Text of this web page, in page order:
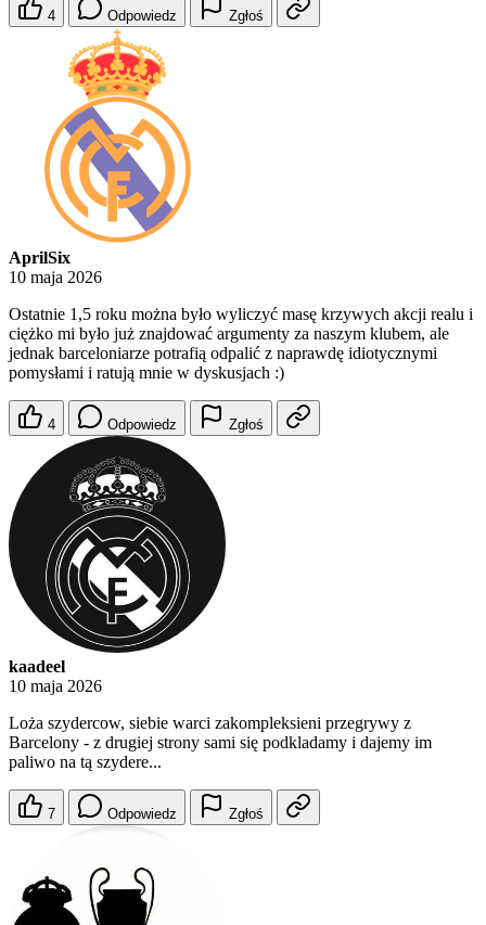
4 Odpowiedz Zgłoś
AprilSix
10 maja 2026
Ostatnie 1,5 roku można było wyliczyć masę krzywych akcji realu i
ciężko mi było już znajdować argumenty za naszym klubem, ale
jednak barceloniarze potrafią odpalić z naprawdę idiotycznymi
pomysłami i ratują mnie w dyskusjach :)
4 Odpowiedz Zgłoś
kaadeel
10 maja 2026
Loża szydercow, siebie warci zakompleksieni przegrywy z
Barcelony - z drugiej strony sami się podkladamy i dajemy im
paliwo na tą szydere...
7 Odpowiedz Zgłoś